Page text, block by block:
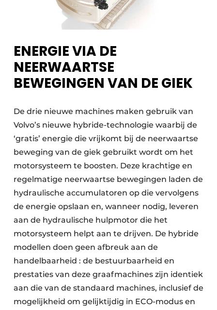
ENERGIE VIA DE
NEERWAARTSE
BEWEGINGEN VAN DE GIEK
De drie nieuwe machines maken gebruik van
Volvo’s nieuwe hybride-technologie waarbij de
‘gratis’ energie die vrijkomt bij de neerwaartse
beweging van de giek gebruikt wordt om het
motorsysteem te boosten. Deze krachtige en
regelmatige neerwaartse bewegingen laden de
hydraulische accumulatoren op die vervolgens
de energie opslaan en, wanneer nodig, leveren
aan de hydraulische hulpmotor die het
motorsysteem helpt aan te drijven. De hybride
modellen doen geen afbreuk aan de
handelbaarheid : de bestuurbaarheid en
prestaties van deze graafmachines zijn identiek
aan die van de standaard machines, inclusief de
mogelijkheid om gelijktijdig in ECO-modus en